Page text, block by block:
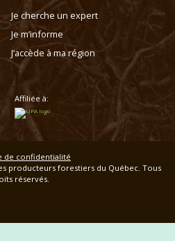
Je cherche un expert
Je m’informe
J’accède à ma région
Affiliée à:
de confidentialité
producteurs forestiers du Québec. Tous
réservés.